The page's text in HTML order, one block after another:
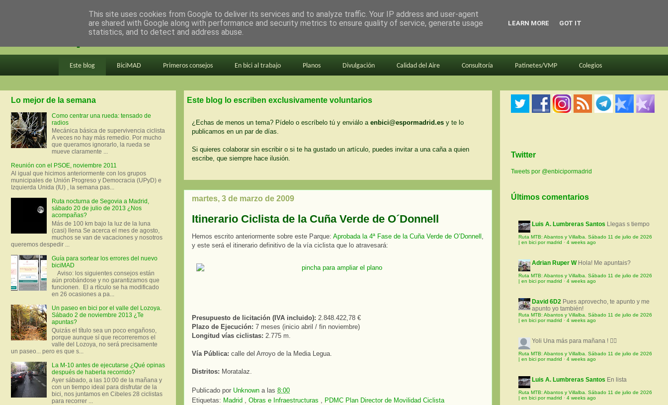
en bici por madrid
Este blog BiciMAD Primeros consejos En bici al trabajo Planos Divulgación Calidad del Aire Consultoría Patinetes/VMP Colegios
Este blog lo escriben exclusivamente voluntarios
¿Echas de menos un tema? Pídelo o escríbelo tú y enviálo a enbici@espormadrid.es y te lo
publicamos en un par de días.
Si quieres colaborar sin escribir o si te ha gustado un artículo, puedes invitar a una caña a quien
escribe, que siempre hace ilusión.
martes, 3 de marzo de 2009
Itinerario Ciclista de la Cuña Verde de O´Donnell
Hemos escrito anteriormente sobre este Parque: Aprobada la 4ª Fase de la Cuña Verde de O’Donnell
y este será el itinerario definitivo de la vía ciclista que lo atravesará:
Presupuesto de licitación (IVA incluido): 2.848.422,78 €
Plazo de Ejecución: 7 meses (inicio abril / fin noviembre)
Longitud vías ciclistas: 2.775 m.
Vía Pública: calle del Arroyo de la Media Legua.
Distritos: Moratalaz.
Publicado por Unknown a las 8:00
Etiquetas: Madrid , Obras e Infraestructuras , PDMC Plan Director de Movilidad Ciclista
Lo mejor de la semana
Como centrar una rueda: tensado de
radios
Mecánica básica de supervivencia ciclista
A veces no hay más remedio. Por mucho
que queramos ignorarlo, la rueda se
mueve claramente ...
Reunión con el PSOE, noviembre 2011
Al igual que hicimos anteriormente con los grupos
municipales de Unión Progreso y Democracia (UPyD) e
Izquierda Unida (IU) , la semana pas...
Ruta nocturna de Segovia a Madrid,
sábado 20 de julio de 2013 ¿Nos
acompañas?
Más de 100 km bajo la luz de la luna
(casi) llena Se acerca el mes de agosto,
muchos se van de vacaciones y nosotros
queremos despedir ...
Guía para sortear los errores del nuevo
biciMAD
Aviso: los siguientes consejos están
aún probándose y no garantizamos que
funcionen. El a rtículo se ha modificado
en 26 ocasiones a pa...
Un paseo en bici por el valle del Lozoya.
Sábado 2 de noviembre 2013 ¿Te
apuntas?
Quizás el título sea un poco engañoso,
porque aunque sí que recorreremos el
valle del Lozoya, no será precisamente
un paseo... pero es que s...
La M-10 antes de ejecutarse ¿Qué opinas
después de haberla recorrido?
Ayer sábado, a las 10:00 de la mañana y
con un tiempo ideal para disfrutar de la
bici, nos juntamos en Cibeles 28 ciclistas
para recorrer ...
Twitter
Tweets por @enbicipormadrid
Últimos comentarios
Luis A. Lumbreras Santos Llegas s tiempo
Ruta MTB: Abantos y Villalba. Sábado 11 de julio de 2026
| en bici por madrid · 4 weeks ago
Adrian Ruper W Hola! Me apuntais?
Ruta MTB: Abantos y Villalba. Sábado 11 de julio de 2026
| en bici por madrid · 4 weeks ago
David 6D2 Pues aprovecho, te apunto y me
apunto yo también!
Ruta MTB: Abantos y Villalba. Sábado 11 de julio de 2026
| en bici por madrid · 4 weeks ago
Yoli Una más para mañana ! 🚵‍♀️
Ruta MTB: Abantos y Villalba. Sábado 11 de julio de 2026
| en bici por madrid · 4 weeks ago
Luis A. Lumbreras Santos En lista
Ruta MTB: Abantos y Villalba. Sábado 11 de julio de 2026
| en bici por madrid · 4 weeks ago
This site uses cookies from Google to deliver its services and to analyze traffic. Your IP address and user-agent
are shared with Google along with performance and security metrics to ensure quality of service, generate usage
statistics, and to detect and address abuse.
LEARN MORE GOT IT